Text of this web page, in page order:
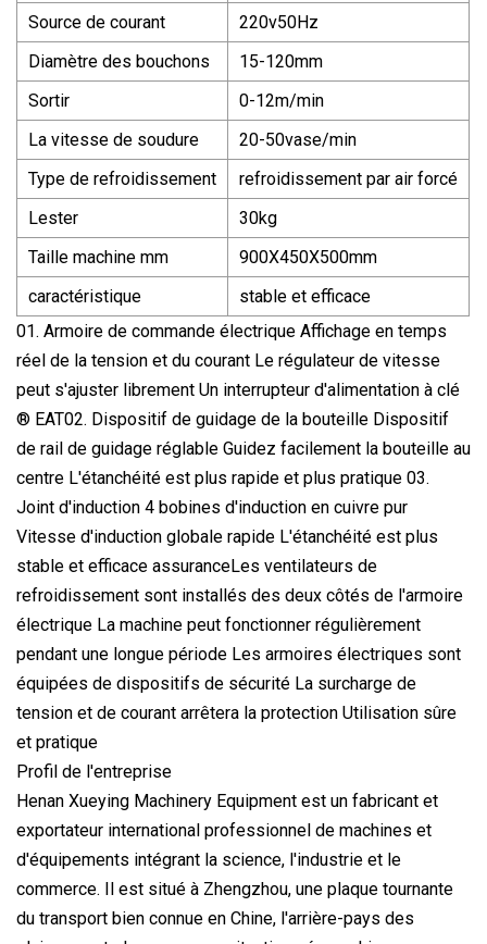
Source de courant
220v50Hz
Diamètre des bouchons
15-120mm
Sortir
0-12m/min
La vitesse de soudure
20-50vase/min
Type de refroidissement
refroidissement par air forcé
Lester
30kg
Taille machine mm
900X450X500mm
caractéristique
stable et efficace
01. Armoire de commande électrique Affichage en temps
réel de la tension et du courant Le régulateur de vitesse
peut s'ajuster librement Un interrupteur d'alimentation à clé
® EAT02. Dispositif de guidage de la bouteille Dispositif
de rail de guidage réglable Guidez facilement la bouteille au
centre L'étanchéité est plus rapide et plus pratique 03.
Joint d'induction 4 bobines d'induction en cuivre pur
Vitesse d'induction globale rapide L'étanchéité est plus
stable et efficace assuranceLes ventilateurs de
refroidissement sont installés des deux côtés de l'armoire
électrique La machine peut fonctionner régulièrement
pendant une longue période Les armoires électriques sont
équipées de dispositifs de sécurité La surcharge de
tension et de courant arrêtera la protection Utilisation sûre
et pratique
Profil de l'entreprise
Henan Xueying Machinery Equipment est un fabricant et
exportateur international professionnel de machines et
d'équipements intégrant la science, l'industrie et le
commerce. Il est situé à Zhengzhou, une plaque tournante
du transport bien connue en Chine, l'arrière-pays des